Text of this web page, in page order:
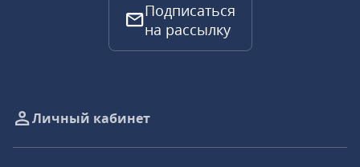
Подписаться
на рассылку
Личный кабинет